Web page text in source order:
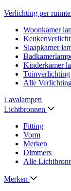
Verlichting per ruimte
Woonkamer
Slaapkamer
Kinderkamer
Tuinverlichting
Alle
Lavalampen
Lichtbronnen
Fitting
Vorm
Merken
Dimmers
Alle
Merken